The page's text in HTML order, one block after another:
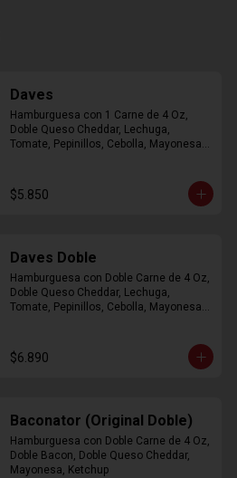
Daves
Hamburguesa con 1 Carne de 4 Oz,
Doble Queso Cheddar, Lechuga,
Tomate, Pepinillos, Cebolla, Mayonesa,
$5.850
Daves Doble
Hamburguesa con Doble Carne de 4 Oz,
Doble Queso Cheddar, Lechuga,
Tomate, Pepinillos, Cebolla, Mayonesa,
$6.890
Baconator (Original Doble)
Hamburguesa con Doble Carne de 4 Oz,
Doble Bacon, Doble Queso Cheddar,
Mayonesa, Ketchup